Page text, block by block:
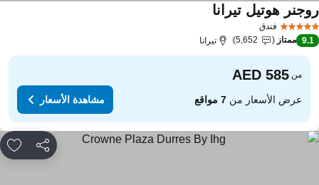
فندق
هوتيل تيرانا
9.1 ممتاز 5,652 تيرانا
من
عرض الأسعار من7 مواقع مشاهدة الأسعار
مشاركة